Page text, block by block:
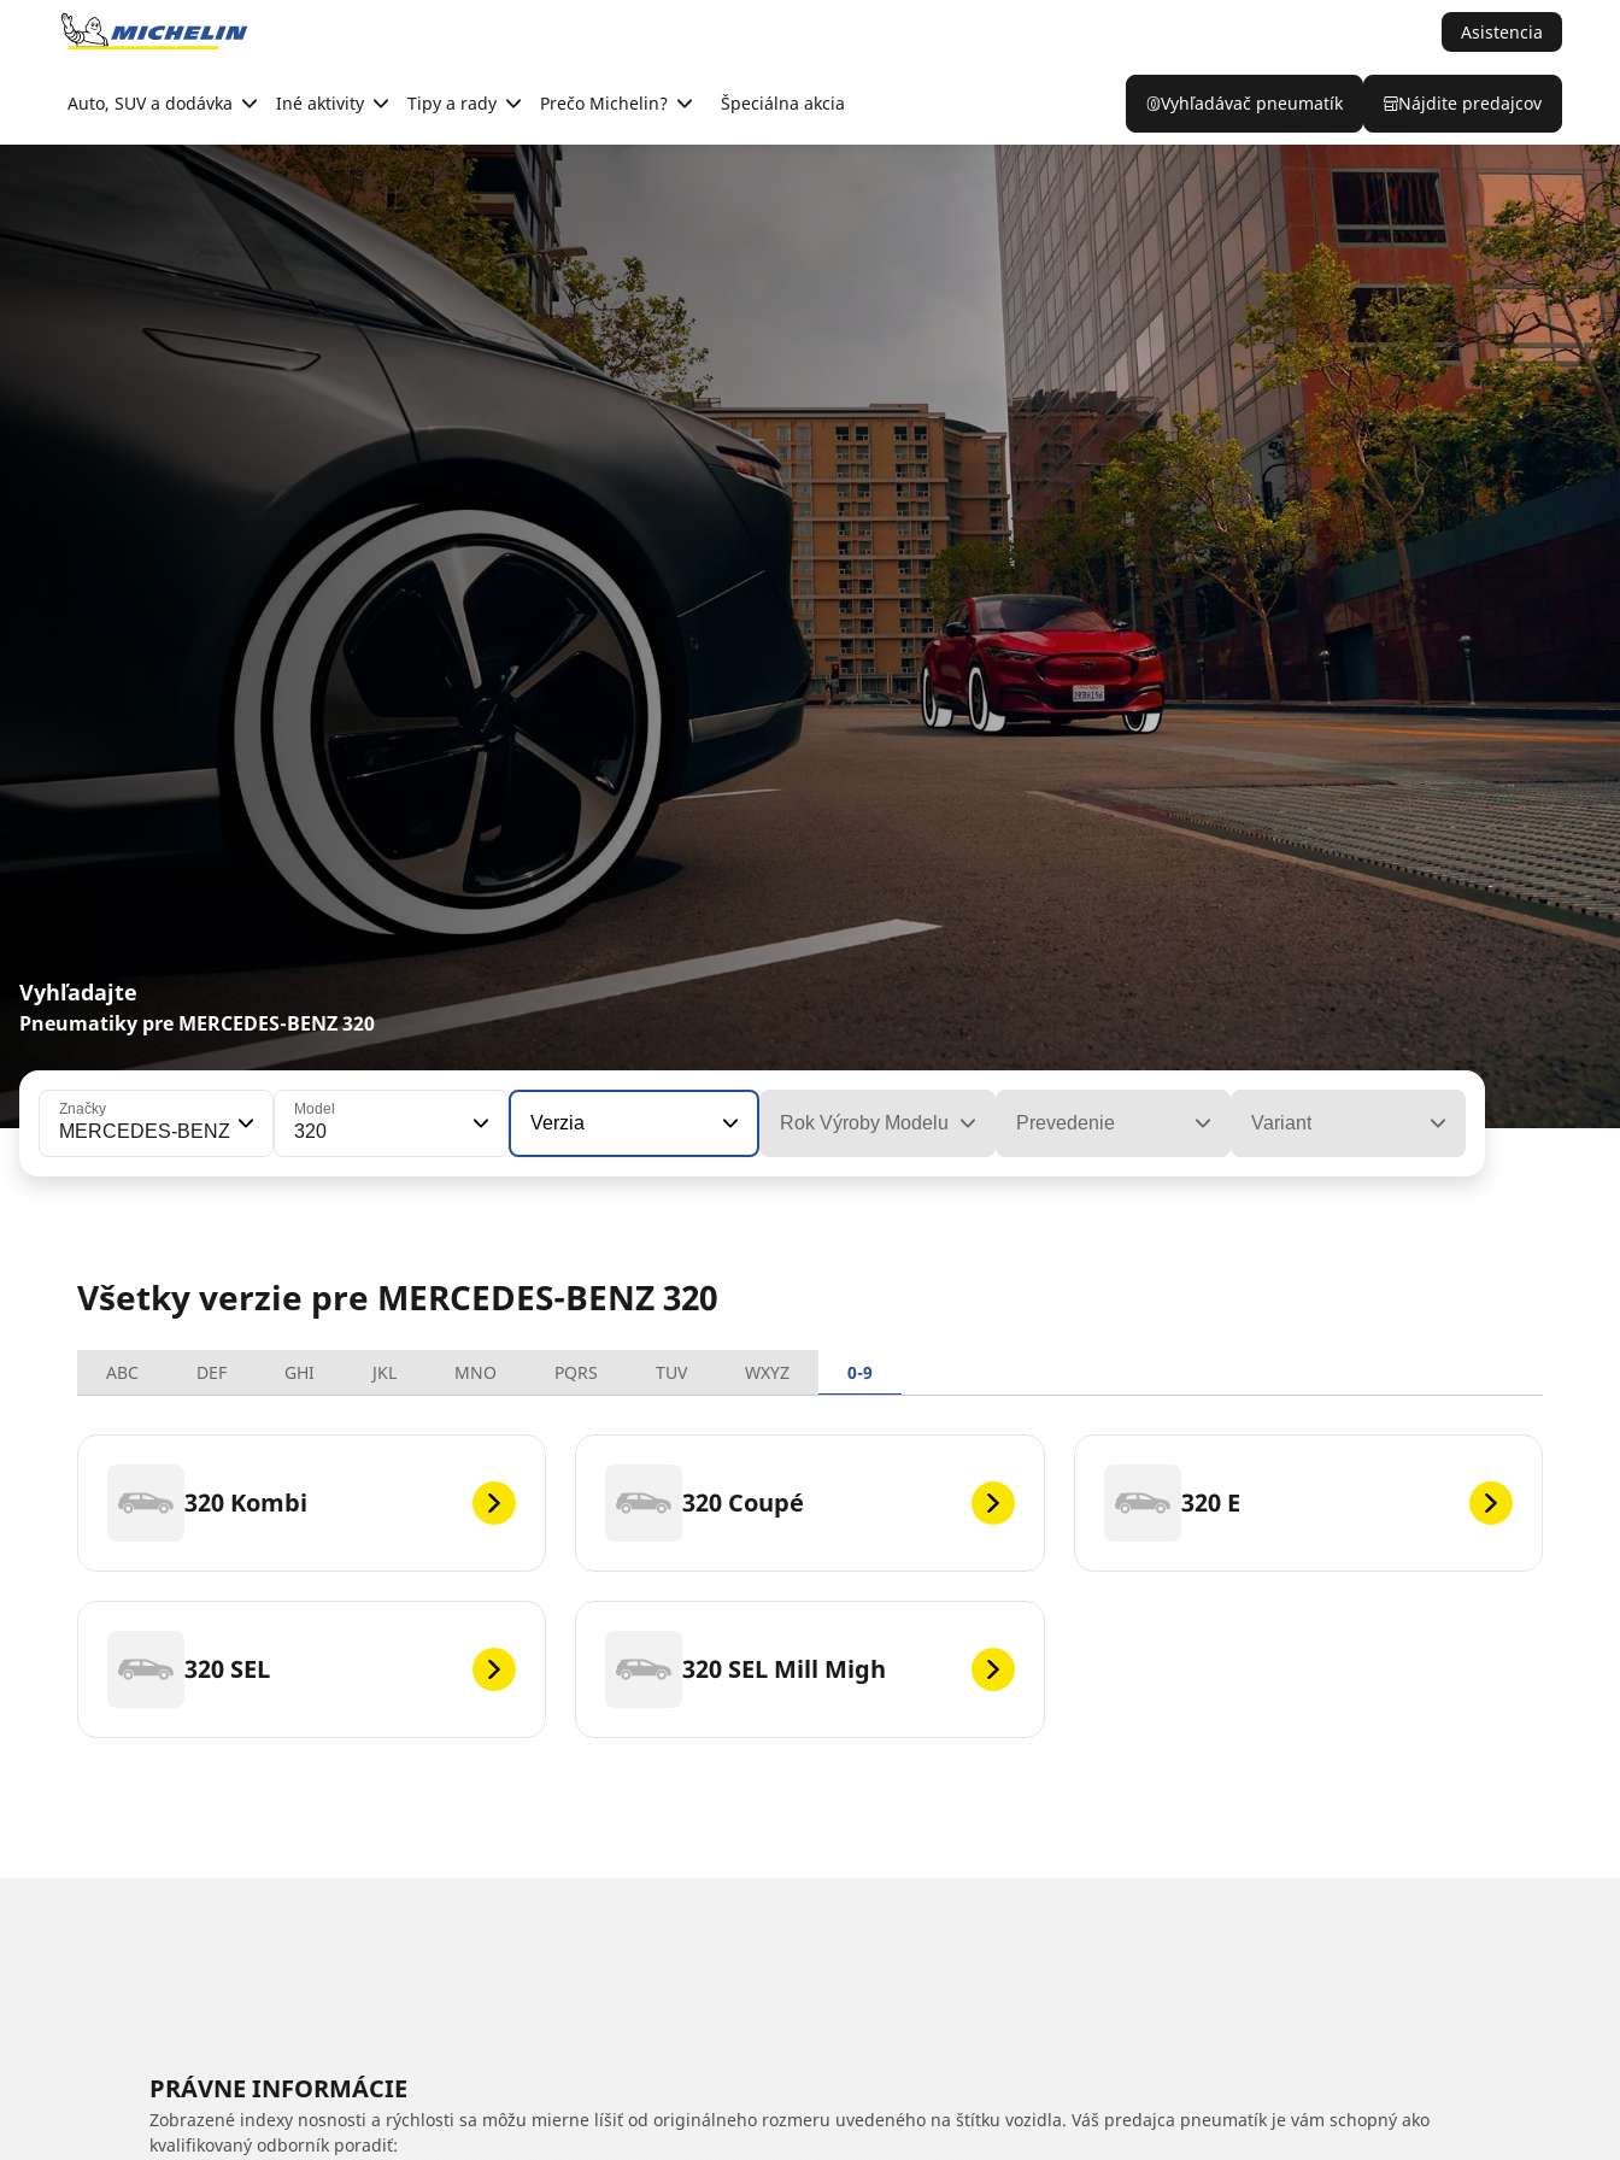
Go to page content
Asistencia
Auto, SUV a dodávka Iné aktivity Tipy a rady Prečo Michelin? Špeciálna akcia Vyhľadávač pneumatík Nájdite predajcov
Vyhľadajte
Pneumatiky pre MERCEDES-BENZ 320
Značky
MERCEDES-BENZ
Model
320 Verzia Rok Výroby Modelu Prevedenie Variant
Všetky verzie pre MERCEDES-BENZ 320
ABC DEF GHI JKL MNO PQRS TUV WXYZ 0-9
320 Kombi 320 Coupé 320 E
320 SEL 320 SEL Mill Migh
PRÁVNE INFORMÁCIE
Zobrazené indexy nosnosti a rýchlosti sa môžu mierne líšiť od originálneho rozmeru uvedeného na štítku vozidla. Váš predajca pneumatík je vám schopný ako
kvalifikovaný odborník poradiť: